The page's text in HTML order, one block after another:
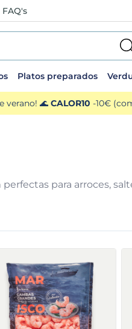
FAQ's
Platos preparados
verano! 🌊 CALOR10 -10€
para arroces,